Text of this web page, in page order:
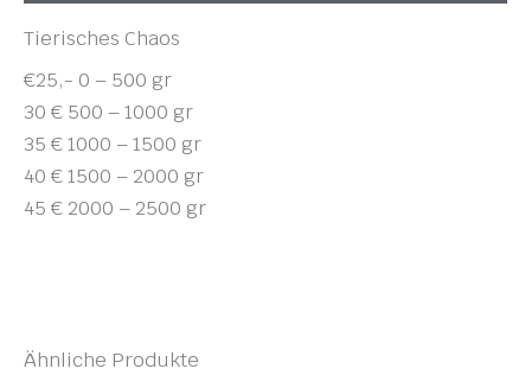
Tierisches Chaos
€25,- 0 – 500 gr
30 € 500 – 1000 gr
35 € 1000 – 1500 gr
40 € 1500 – 2000 gr
45 € 2000 – 2500 gr
Ähnliche Produkte